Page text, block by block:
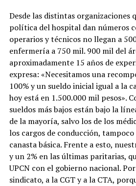
Desde las distintas organizaciones
política del hospital dan números
operarios y técnicos no llegan a
enfermería a 750 mil. 900 mil del
aproximadamente 15 años de
expresa: «Necesitamos una
100% y un sueldo inicial igual a la
hoy está en 1.500.000 mil pesos».
sueldos más bajos están bajo la
de la mayoría, salvo los de los
los cargos de conducción,
canasta básica. Frente a esto,
y un 2% en las últimas paritarias,
UPCN con el gobierno nacional.
sindicato, a la CGT y a la CTA,